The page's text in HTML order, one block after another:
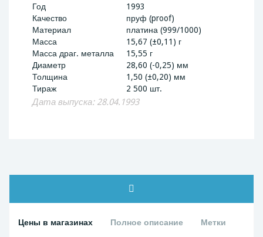
Год
1993
Качество
пруф (proof)
Материал
платина (999/1000)
Масса
15,67 (±0,11) г
Масса драг. металла
15,55 г
Диаметр
28,60 (-0,25) мм
Толщина
1,50 (±0,20) мм
Тираж
2 500 шт.
Дата выпуска: 28.04.1993
Цены в магазинах Полное описание Метки